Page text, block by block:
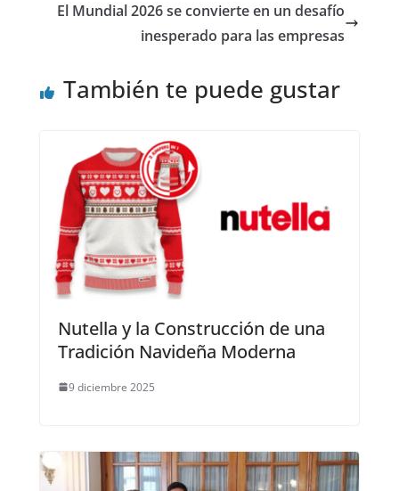
El Mundial 2026 se convierte en un desafío
inesperado para las empresas
También te puede gustar
Nutella y la Construcción de una
Tradición Navideña Moderna
9 diciembre 2025